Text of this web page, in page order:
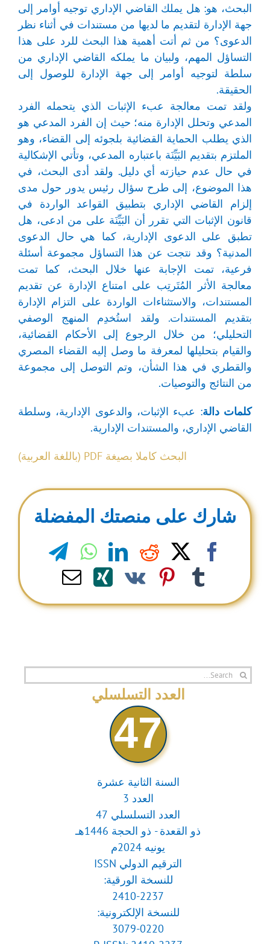
البحث، هو: هل يملك القاضي الإداري توجيه أوامر إلى
جهة الإدارة لتقديم ما لديها من مستندات في أثناء نظر
الدعوى؟ من ثم أتت أهمية هذا البحث للرد على هذا
التساؤل المهم، ولبيان ما يملكه القاضي الإداري من
سلطة لتوجيه أوامر إلى جهة الإدارة للوصول إلى
الحقيقة.
ولقد تمت معالجة عبء الإثبات الذي يتحمله الفرد
المدعي وتحلل الإدارة منه؛ حيث إن الفرد المدعي هو
الذي يطلب الحماية القضائية بلجوئه إلى القضاء، وهو
الملتزم بتقديم البَيِّنَة باعتباره المدعي، وتأتي الإشكالية
في حال عدم حيازته أي دليل. ولقد أدى البحث، في
هذا الموضوع، إلى طرح سؤال رئيس يدور حول مدى
إلزام القاضي الإداري بتطبيق القواعد الواردة في
قانون الإثبات التي تقرر أن البَيِّنَة على من ادعى، هل
تطبق على الدعوى الإدارية، كما هي حال الدعوى
المدنية؟ وقد نتجت عن هذا التساؤل مجموعة أسئلة
فرعية، تمت الإجابة عنها خلال البحث، كما تمت
معالجة الأثر المُتَرتِب على امتناع الإدارة عن تقديم
المستندات، والاستثناءات الواردة على التزام الإدارة
بتقديم المستندات. ولقد استُخدِم المنهج الوصفي
التحليلي؛ من خلال الرجوع إلى الأحكام القضائية،
والقيام بتحليلها لمعرفة ما وصل إليه القضاء المصري
والقطري في هذا الشأن، وتم التوصل إلى مجموعة
من النتائج والتوصيات.
كلمات دالة: عبء الإثبات، والدعوى الإدارية، وسلطة
القاضي الإداري، والمستندات الإدارية.
البحث كاملا بصيغة PDF (باللغة العربية)
شارك على منصتك المفضلة
Facebook
X
Reddit
LinkedIn
Tumblr
Pinterest
Vk
Xing
Email
Search
العدد التسلسلي
47
السنة الثانية عشرة
العدد 3
العدد التسلسلي 47
ذو القعدة - ذو الحجة 1446هـ
يونيه 2024م
الترقيم الدولي ISSN
للنسخة الورقية:
2410-2237
للنسخة الإلكترونية:
3079-0220